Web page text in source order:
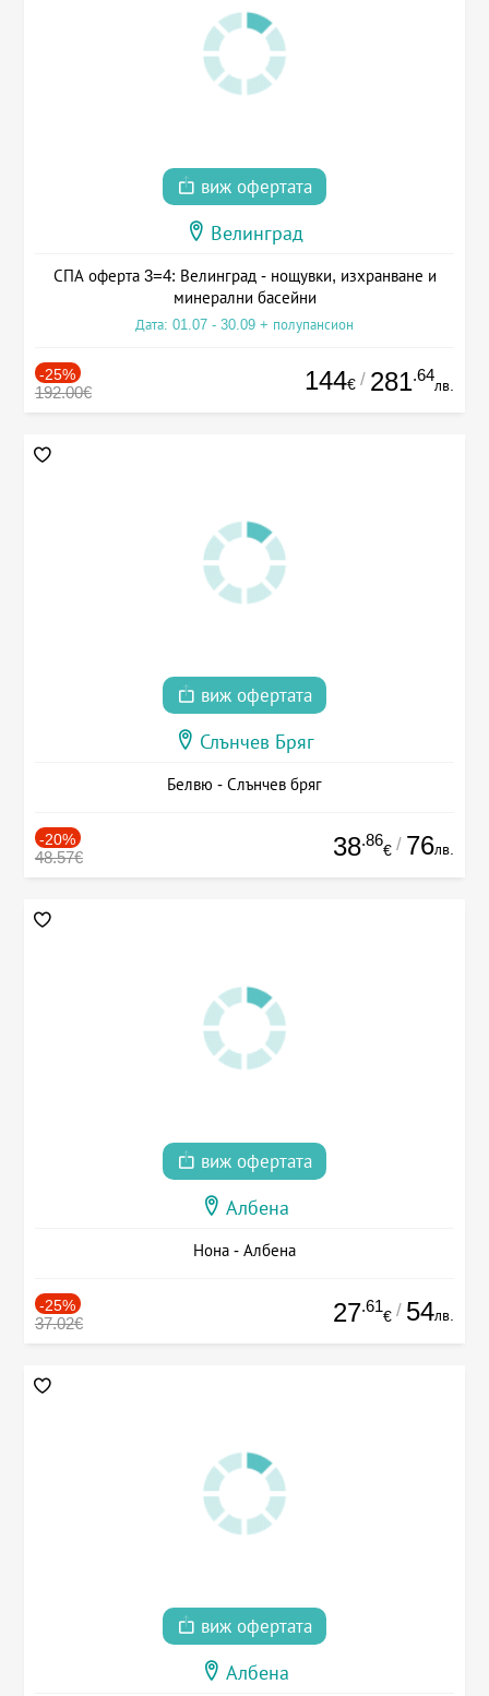
виж офертата
Велинград
СПА оферта 3=4: Велинград - нощувки, изхранване и
минерални басейни
Дата: 01.07 - 30.09 + полупансион
-25%
192.00€ 144€ / 281.64
лв.
виж офертата
Слънчев Бряг
Белвю - Слънчев бряг
-20%
48.57€ 38.86
€ / 76лв.
виж офертата
Албена
Нона - Албена
-25%
37.02€ 27.61
€ / 54лв.
виж офертата
Албена